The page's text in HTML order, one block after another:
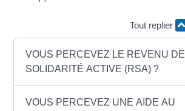
Tout replier
VOUS PERCEVEZ LE REVENU DE
SOLIDARITÉ ACTIVE (RSA) ?
VOUS PERCEVEZ UNE AIDE AU